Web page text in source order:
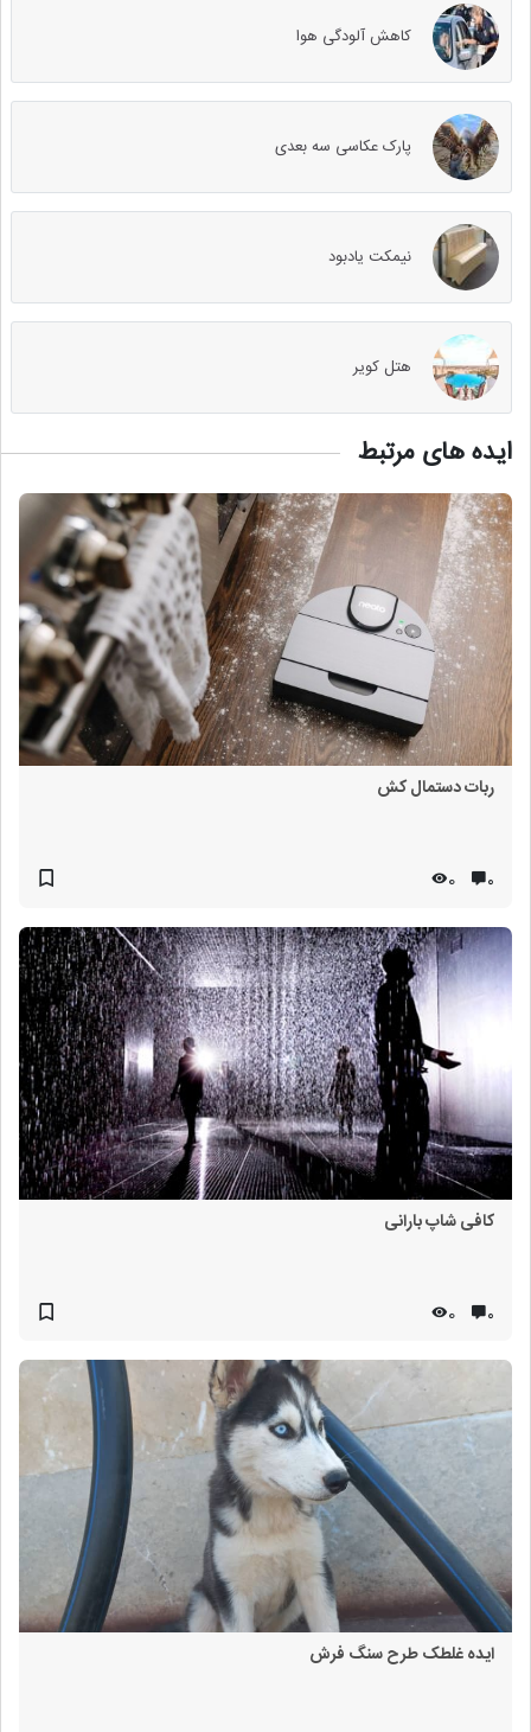
کاهش آلودگی هوا
پارک عکاسی سه بعدی
نیمکت یادبود
هتل کویر
ایده های مرتبط
ربات دستمال کش
۰ 0
کافی شاپ بارانی
۰ 0
ایده غلطک طرح سنگ فرش